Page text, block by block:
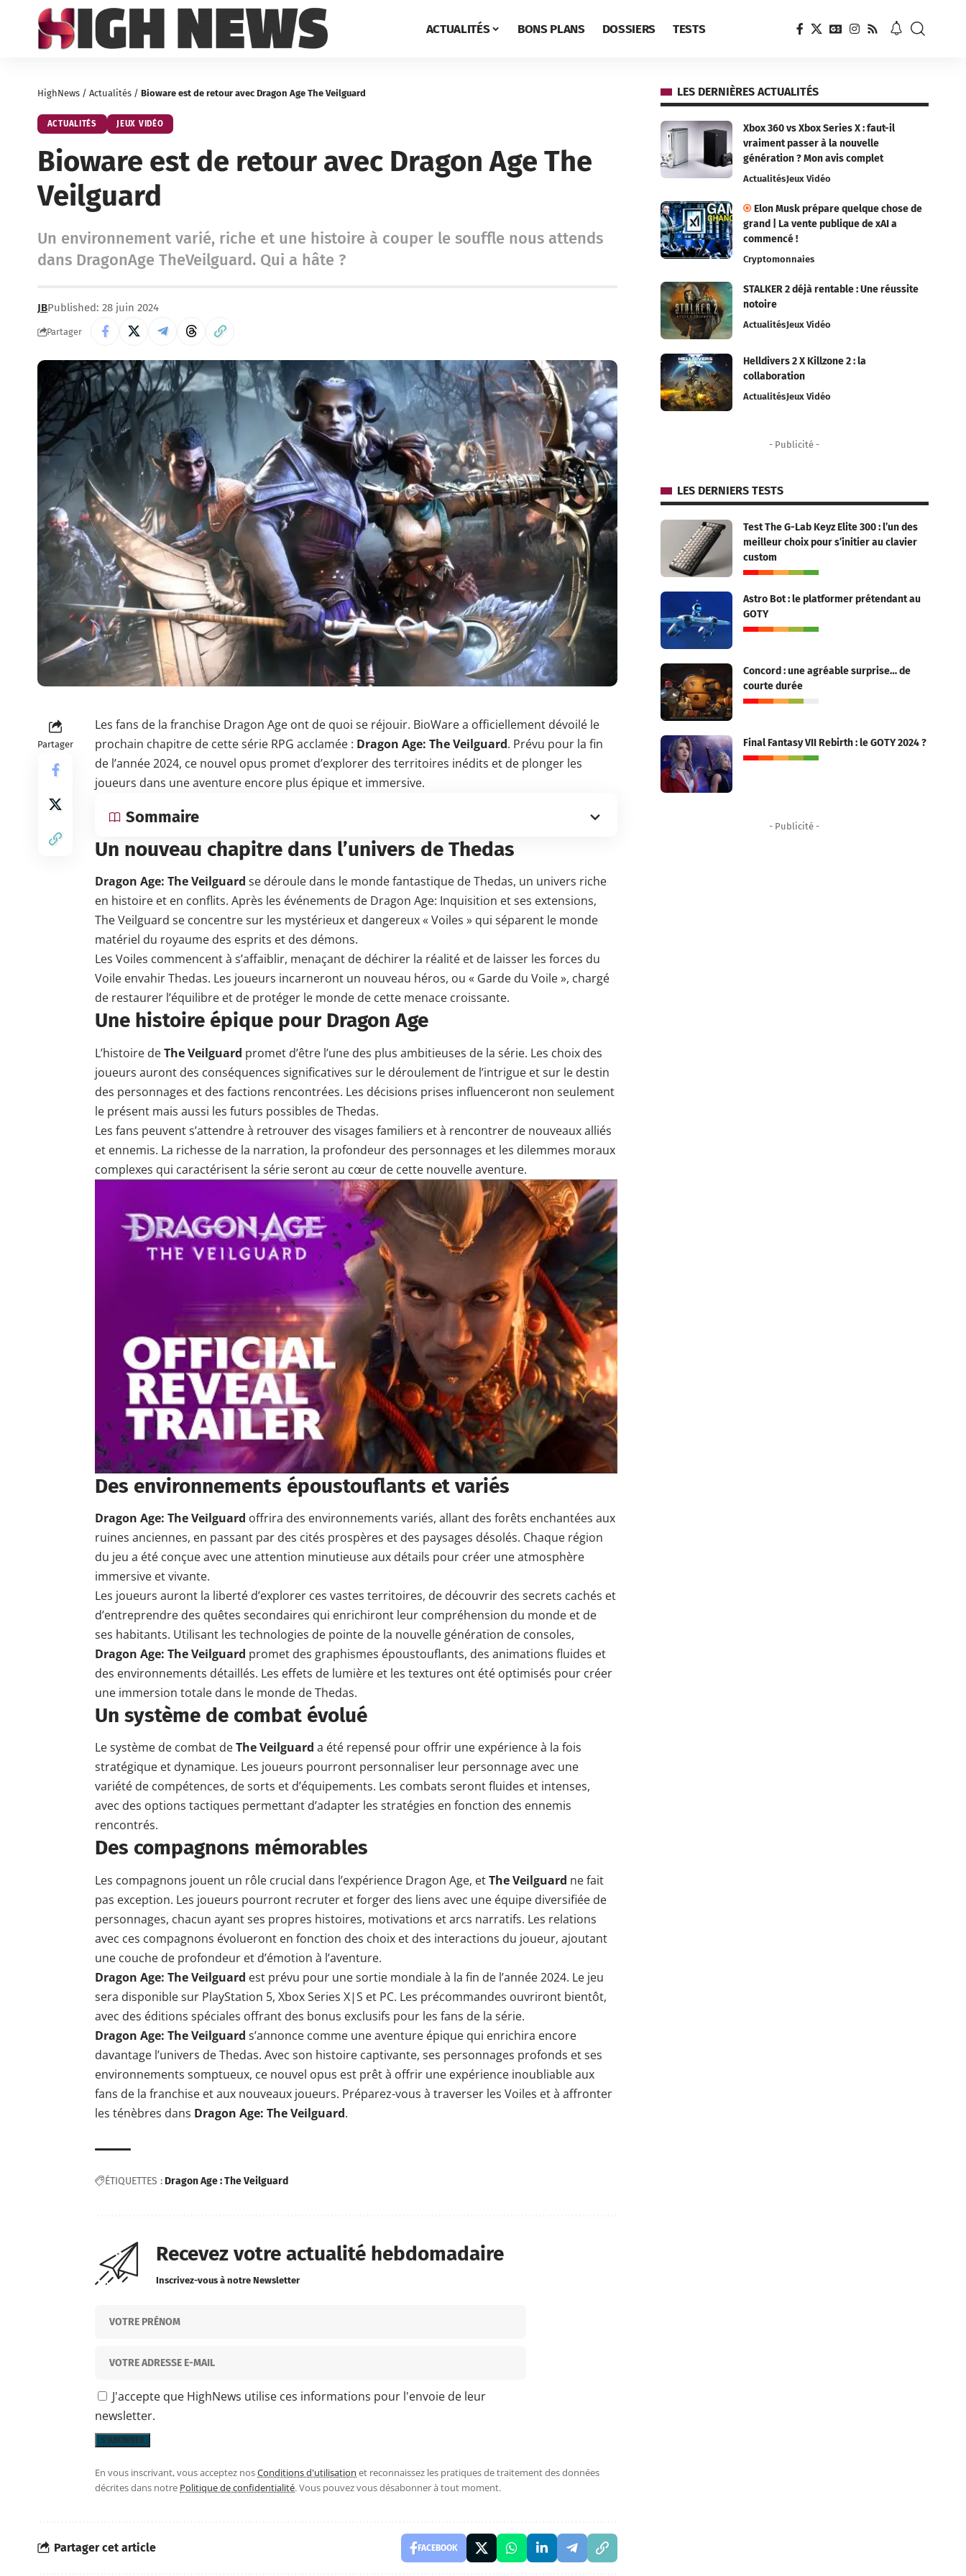
ACTUALITÉS BONS PLANS DOSSIERS TESTS
HighNews / Actualités / Bioware est de retour avec Dragon Age The Veilguard
ACTUALITÉS JEUX VIDÉO
Bioware est de retour avec Dragon Age The
Veilguard
Un environnement varié, riche et une histoire à couper le souffle nous attends
dans DragonAge TheVeilguard. Qui a hâte ?
JBPublished: 28 juin 2024
Partager
Partager
Les fans de la franchise Dragon Age ont de quoi se réjouir. BioWare a officiellement dévoilé le
prochain chapitre de cette série RPG acclamée : Dragon Age: The Veilguard. Prévu pour la fin
de l’année 2024, ce nouvel opus promet d’explorer des territoires inédits et de plonger les
joueurs dans une aventure encore plus épique et immersive.
Sommaire
Un nouveau chapitre dans l’univers de Thedas
Dragon Age: The Veilguard se déroule dans le monde fantastique de Thedas, un univers riche
en histoire et en conflits. Après les événements de Dragon Age: Inquisition et ses extensions,
The Veilguard se concentre sur les mystérieux et dangereux « Voiles » qui séparent le monde
matériel du royaume des esprits et des démons.
Les Voiles commencent à s’affaiblir, menaçant de déchirer la réalité et de laisser les forces du
Voile envahir Thedas. Les joueurs incarneront un nouveau héros, ou « Garde du Voile », chargé
de restaurer l’équilibre et de protéger le monde de cette menace croissante.
Une histoire épique pour Dragon Age
L’histoire deThe Veilguard promet d’être l’une des plus ambitieuses de la série. Les choix des
joueurs auront des conséquences significatives sur le déroulement de l’intrigue et sur le destin
des personnages et des factions rencontrées. Les décisions prises influenceront non seulement
le présent mais aussi les futurs possibles de Thedas.
Les fans peuvent s’attendre à retrouver des visages familiers et à rencontrer de nouveaux alliés
et ennemis. La richesse de la narration, la profondeur des personnages et les dilemmes moraux
complexes qui caractérisent la série seront au cœur de cette nouvelle aventure.
Des environnements époustouflants et variés
Dragon Age: The Veilguard offrira des environnements variés, allant des forêts enchantées aux
ruines anciennes, en passant par des cités prospères et des paysages désolés. Chaque région
du jeu a été conçue avec une attention minutieuse aux détails pour créer une atmosphère
immersive et vivante.
Les joueurs auront la liberté d’explorer ces vastes territoires, de découvrir des secrets cachés et
d’entreprendre des quêtes secondaires qui enrichiront leur compréhension du monde et de
ses habitants. Utilisant les technologies de pointe de la nouvelle génération de consoles,
Dragon Age: The Veilguard promet des graphismes époustouflants, des animations fluides et
des environnements détaillés. Les effets de lumière et les textures ont été optimisés pour créer
une immersion totale dans le monde de Thedas.
Un système de combat évolué
Le système de combat deThe Veilguard a été repensé pour offrir une expérience à la fois
stratégique et dynamique. Les joueurs pourront personnaliser leur personnage avec une
variété de compétences, de sorts et d’équipements. Les combats seront fluides et intenses,
avec des options tactiques permettant d’adapter les stratégies en fonction des ennemis
rencontrés.
Des compagnons mémorables
Les compagnons jouent un rôle crucial dans l’expérience Dragon Age, etThe Veilguard ne fait
pas exception. Les joueurs pourront recruter et forger des liens avec une équipe diversifiée de
personnages, chacun ayant ses propres histoires, motivations et arcs narratifs. Les relations
avec ces compagnons évolueront en fonction des choix et des interactions du joueur, ajoutant
une couche de profondeur et d’émotion à l’aventure.
Dragon Age: The Veilguard est prévu pour une sortie mondiale à la fin de l’année 2024. Le jeu
sera disponible sur PlayStation 5, Xbox Series X|S et PC. Les précommandes ouvriront bientôt,
avec des éditions spéciales offrant des bonus exclusifs pour les fans de la série.
Dragon Age: The Veilguard s’annonce comme une aventure épique qui enrichira encore
davantage l’univers de Thedas. Avec son histoire captivante, ses personnages profonds et ses
environnements somptueux, ce nouvel opus est prêt à offrir une expérience inoubliable aux
fans de la franchise et aux nouveaux joueurs. Préparez-vous à traverser les Voiles et à affronter
les ténèbres dans Dragon Age: The Veilguard.
ÉTIQUETTES : Dragon Age : The Veilguard
Recevez votre actualité hebdomadaire
Inscrivez-vous à notre Newsletter
J'accepte que HighNews utilise ces informations pour l'envoie de leur
newsletter.
En vous inscrivant, vous acceptez nosConditions d'utilisation et reconnaissez les pratiques de traitement des données
décrites dans notre Politique de confidentialité. Vous pouvez vous désabonner à tout moment.
Partager cet article FACEBOOK
LES DERNIÈRES ACTUALITÉS
Xbox 360 vs Xbox Series X : faut-il
vraiment passer à la nouvelle
génération ? Mon avis complet
ActualitésJeux Vidéo
Elon Musk prépare quelque chose de
grand | La vente publique de xAI a
commencé !
Cryptomonnaies
STALKER 2 déjà rentable : Une réussite
notoire
ActualitésJeux Vidéo
Helldivers 2 X Killzone 2 : la
collaboration
ActualitésJeux Vidéo
- Publicité -
LES DERNIERS TESTS
Test The G-Lab Keyz Elite 300 : l’un des
meilleur choix pour s’initier au clavier
custom
Astro Bot : le platformer prétendant au
GOTY
Concord : une agréable surprise… de
courte durée
Final Fantasy VII Rebirth : le GOTY 2024 ?
- Publicité -